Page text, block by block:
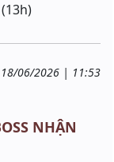
06/2026 | 11:53
NHẬN